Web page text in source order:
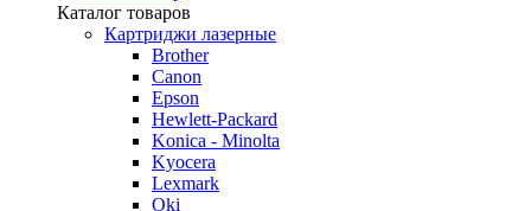
Каталог товаров
Картриджи лазерные
Brother
Canon
Epson
Hewlett-Packard
Konica - Minolta
Kyocera
Lexmark
Oki